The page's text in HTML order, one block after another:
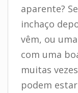
aparente?
inchaço
vêm, ou
com uma
muitas
podem